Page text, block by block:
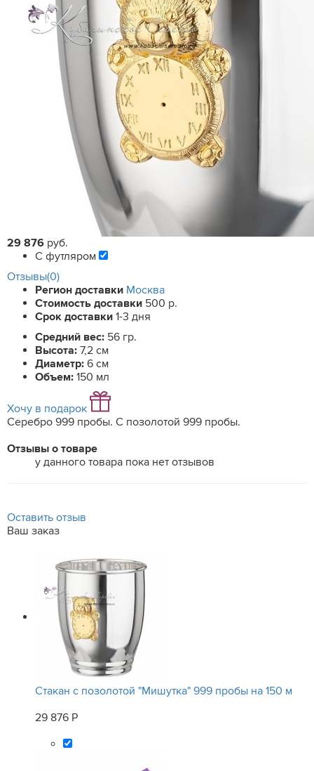
29 876 руб.
С футляром
Отзывы(0)
Регион доставки Москва
Стоимость доставки 500 р.
Срок доставки 1-3 дня
Средний вес: 56 гр.
Высота: 7,2 см
Диаметр: 6 см
Объем: 150 мл
Хочу в подарок
Серебро 999 пробы. С позолотой 999 пробы.
Отзывы о товаре
у данного товара пока нет отзывов
Оставить отзыв
Ваш заказ
Стакан с позолотой "Мишутка" 999 пробы на 150 м
29 876 Р